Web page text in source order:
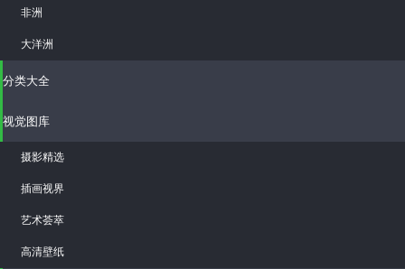
非洲
大洋洲
分类大全
视觉图库
摄影精选
插画视界
艺术荟萃
高清壁纸